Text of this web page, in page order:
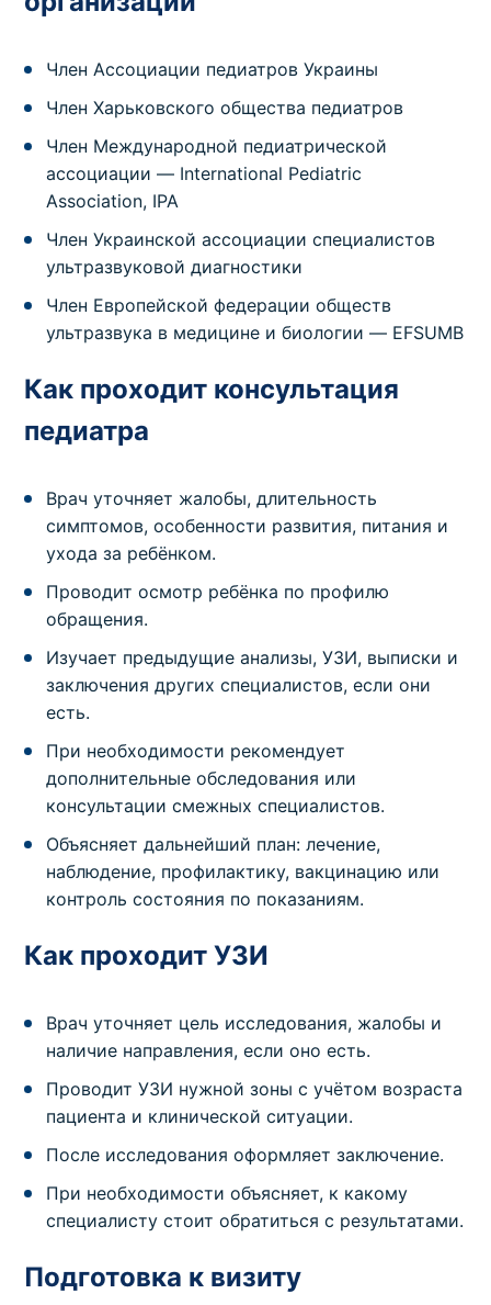
Член Ассоциации педиатров Украины
Член Харьковского общества педиатров
Член Международной педиатрической
ассоциации — International Pediatric
Association, IPA
Член Украинской ассоциации специалистов
ультразвуковой диагностики
Член Европейской федерации обществ
ультразвука в медицине и биологии — EFSUMB
Как проходит консультация
педиатра
Врач уточняет жалобы, длительность
симптомов, особенности развития, питания и
ухода за ребёнком.
Проводит осмотр ребёнка по профилю
обращения.
Изучает предыдущие анализы, УЗИ, выписки и
заключения других специалистов, если они
есть.
При необходимости рекомендует
дополнительные обследования или
консультации смежных специалистов.
Объясняет дальнейший план: лечение,
наблюдение, профилактику, вакцинацию или
контроль состояния по показаниям.
Как проходит УЗИ
Врач уточняет цель исследования, жалобы и
наличие направления, если оно есть.
Проводит УЗИ нужной зоны с учётом возраста
пациента и клинической ситуации.
После исследования оформляет заключение.
При необходимости объясняет, к какому
специалисту стоит обратиться с результатами.
Подготовка к визиту